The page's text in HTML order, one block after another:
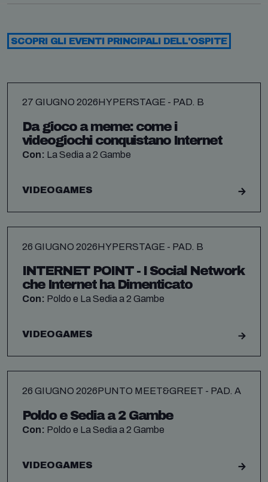
SCOPRI GLI EVENTI PRINCIPALI DELL'OSPITE
27 GIUGNO 2026HYPERSTAGE - PAD. B
Da gioco a meme: come i
videogiochi conquistano Internet
Con: La Sedia a 2 Gambe
VIDEOGAMES
26 GIUGNO 2026HYPERSTAGE - PAD. B
INTERNET POINT - I Social Network
che Internet ha Dimenticato
Con: Poldo e La Sedia a 2 Gambe
VIDEOGAMES
26 GIUGNO 2026PUNTO MEET&GREET - PAD. A
Poldo e Sedia a 2 Gambe
Con: Poldo e La Sedia a 2 Gambe
VIDEOGAMES